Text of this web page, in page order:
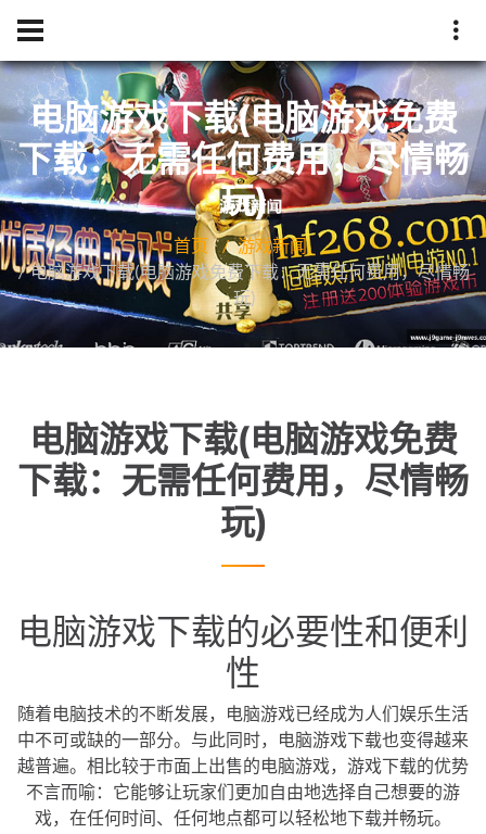
电脑游戏下载(电脑游戏免费
下载：无需任何费用，尽情畅
玩)
首页
游戏新闻
电脑游戏下载(电脑游戏免费下载：无需任何费用，尽情畅
玩)
电脑游戏下载(电脑游戏免费
下载：无需任何费用，尽情畅
玩)
电脑游戏下载的必要性和便利
性
随着电脑技术的不断发展，电脑游戏已经成为人们娱乐生活
中不可或缺的一部分。与此同时，电脑游戏下载也变得越来
越普遍。相比较于市面上出售的电脑游戏，游戏下载的优势
不言而喻：它能够让玩家们更加自由地选择自己想要的游
戏，在任何时间、任何地点都可以轻松地下载并畅玩。